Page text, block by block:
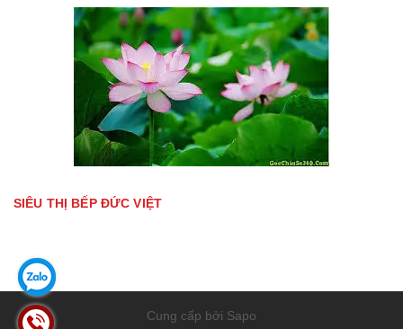
SIÊU THỊ BẾP ĐỨC VIỆT
Cung cấp bởi Sapo